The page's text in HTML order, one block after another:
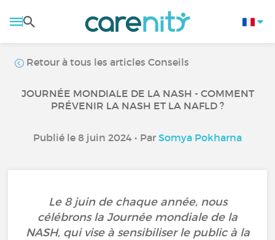
Retour à tous les articles Conseils
JOURNÉE MONDIALE DE LA NASH - COMMENT
PRÉVENIR LA NASH ET LA NAFLD ?
Publié le 8 juin 2024 • Par Somya Pokharna
Le 8 juin de chaque année, nous
célébrons la Journée mondiale de la
NASH, qui vise à sensibiliser le public à la